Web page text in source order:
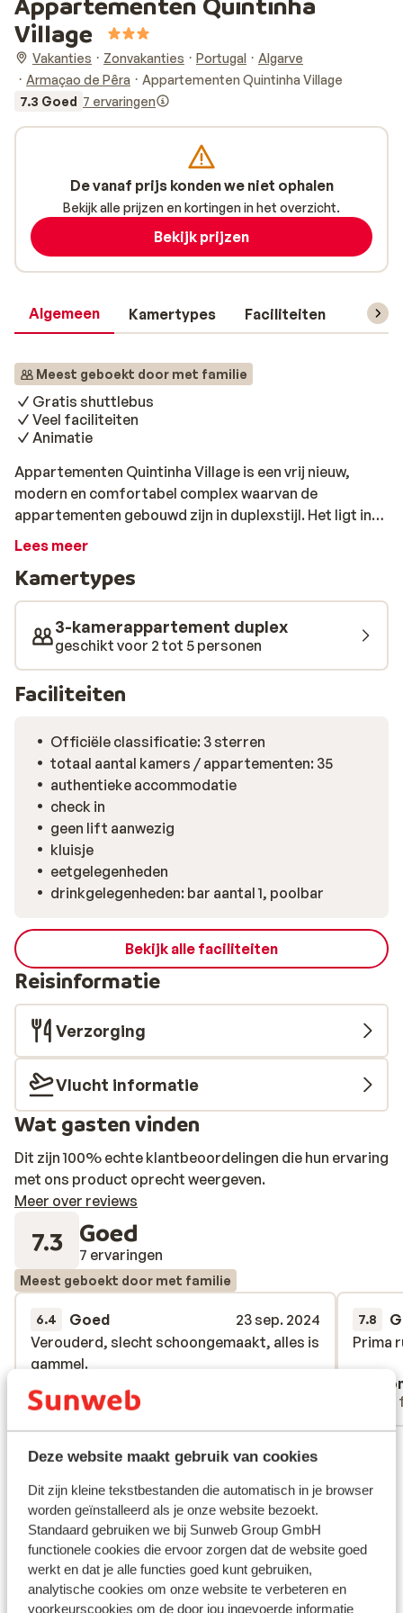
Deze website maakt gebruik van cookies
Dit zijn kleine tekstbestanden die automatisch in je browser
worden geïnstalleerd als je onze website bezoekt.
Standaard gebruiken we bij Sunweb Group GmbH
functionele cookies die ervoor zorgen dat de website goed
werkt en dat je alle functies goed kunt gebruiken,
analytische cookies om onze website te verbeteren en
voorkeurscookies om de door jou ingevoerde informatie
Village
Vakanties Zonvakanties Portugal
Algarve
Armaçao de Pêra
Appartementen Quintinha Village
7.3 Goed 7 ervaringen
Algemeen Kamertypes Faciliteiten
Meest geboekt door met familie
Gratis shuttlebus
Veel faciliteiten
Animatie
Appartementen Quintinha Village is een vrij nieuw,
modern en comfortabel complex waarvan de
appartementen gebouwd zijn in duplexstijl. Het ligt in
een rustige, groene omgeving. Er gaat een gratis
een fijne service. Er is veel te doen voor zowel kinderen
als volwassenen, dus of je nu komt om lekker actief
bezig te zijn, of rustig wil genieten met een boekje, hier
kan het allemaal!
Lees meer
Kamertypes
3-kamerappartement duplex
geschikt voor 2 tot 5 personen
Faciliteiten
Officiële classificatie: 3 sterren
totaal aantal kamers / appartementen: 35
authentieke accommodatie
check in
geen lift aanwezig
kluisje
eetgelegenheden
drinkgelegenheden: bar aantal 1, poolbar
Bekijk alle faciliteiten
Reisinformatie
Verzorging
Vlucht informatie
Wat gasten vinden
Dit zijn 100% echte klantbeoordelingen die hun ervaring
met ons product oprecht weergeven.
Meer over reviews
7.3 Goed
7 ervaringen
Meest geboekt door met familie
6.4 Goed
23 sep. 2024
Verouderd, slecht schoongemaakt, alles is
gammel.
Verouderd, slecht schoongemaakt, alles is
gammel.
Met partner
7.8
Prima
Prima
Bekijk alle 7 ervaringen
Ligging
Bekijk op kaart
De vanaf prijs konden we niet ophalen
Bekijk alle prijzen en kortingen in het overzicht.
Bekijk prijzen